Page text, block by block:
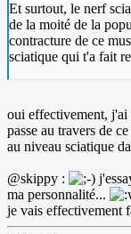
Et surtout, le nerf
de la moité de la
contracture de ce
sciatique qui t'a fait
oui effectivement, j'ai
passe au travers de
au niveau sciatique
@skippy :
ma personnalité...
je vais effectivement